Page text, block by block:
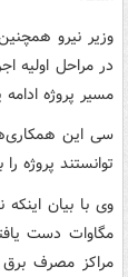
وزیر نیرو
در مراحل اولیه
مسیر پروژه
سی این
توانستند پروژه
مگاوات دست
مراکز مصرف